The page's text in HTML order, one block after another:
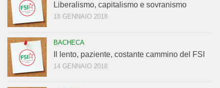
Liberalismo, capitalismo e sovranismo
18 GENNAIO 2018
BACHECA
Il lento, paziente, costante cammino del FSI
14 GENNAIO 2018